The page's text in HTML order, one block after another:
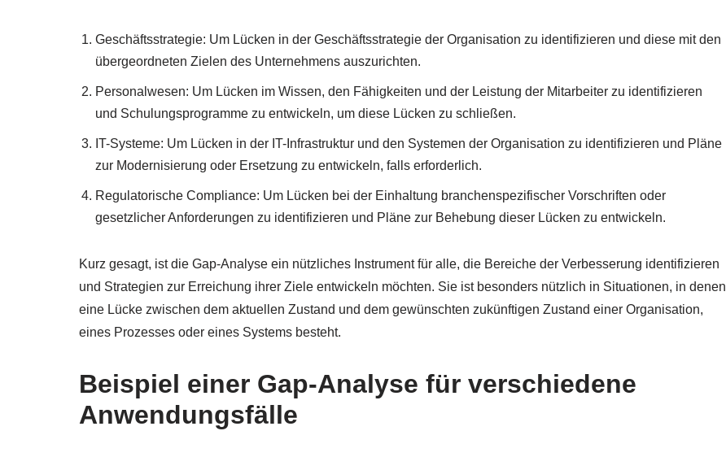
Geschäftsstrategie: Um Lücken in der Geschäftsstrategie der Organisation zu identifizieren und diese mit den
übergeordneten Zielen des Unternehmens auszurichten.
Personalwesen: Um Lücken im Wissen, den Fähigkeiten und der Leistung der Mitarbeiter zu identifizieren
und Schulungsprogramme zu entwickeln, um diese Lücken zu schließen.
IT-Systeme: Um Lücken in der IT-Infrastruktur und den Systemen der Organisation zu identifizieren und Pläne
zur Modernisierung oder Ersetzung zu entwickeln, falls erforderlich.
Regulatorische Compliance: Um Lücken bei der Einhaltung branchenspezifischer Vorschriften oder
gesetzlicher Anforderungen zu identifizieren und Pläne zur Behebung dieser Lücken zu entwickeln.
Kurz gesagt, ist die Gap-Analyse ein nützliches Instrument für alle, die Bereiche der Verbesserung identifizieren
und Strategien zur Erreichung ihrer Ziele entwickeln möchten. Sie ist besonders nützlich in Situationen, in denen
eine Lücke zwischen dem aktuellen Zustand und dem gewünschten zukünftigen Zustand einer Organisation,
eines Prozesses oder eines Systems besteht.
Beispiel einer Gap-Analyse für verschiedene
Anwendungsfälle